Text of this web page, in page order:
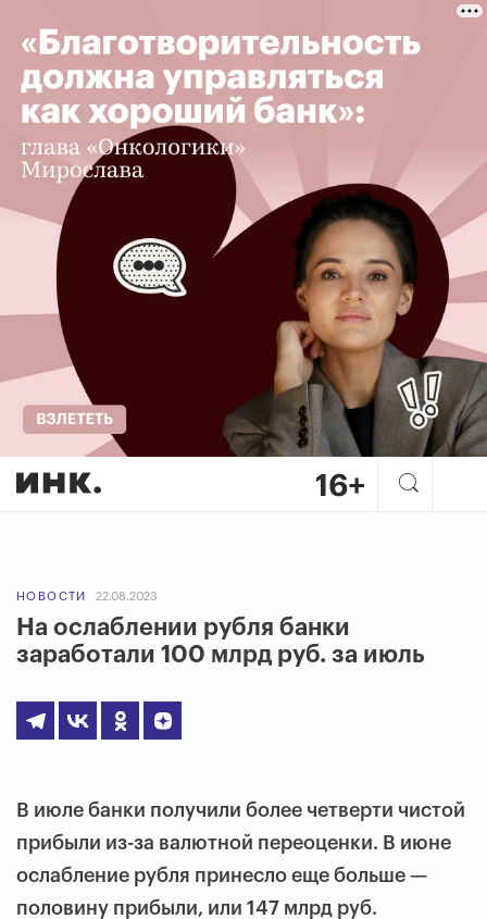
НОВОСТИ 22.08.2023
На ослаблении рубля банки
заработали 100 млрд руб. за июль
В июле банки получили более четверти чистой
прибыли из-за валютной переоценки. В июне
ослабление рубля принесло еще больше —
половину прибыли, или 147 млрд руб.